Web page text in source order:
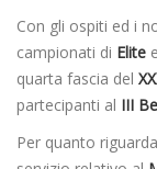
Con gli ospiti ed i
campionati di Elite
quarta fascia del
partecipanti al III
Per quanto